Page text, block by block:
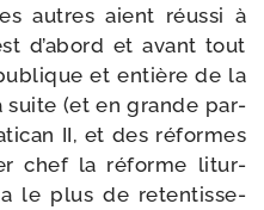
autres aient réus­si à
d’a­bord et avant tout
et entière de la
suite (et en grande par­
II, et des réformes
chef la réforme litur­
le plus de reten­tis­se­